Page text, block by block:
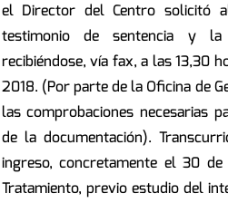
el Director del Centro solicitó
testimonio de sentencia y la
recibiéndose, vía fax, a las 13,30
2018. (Por parte de la Oficina de
las comprobaciones necesarias
de la documentación).
ingreso, concretamente el 30
Tratamiento, previo estudio del